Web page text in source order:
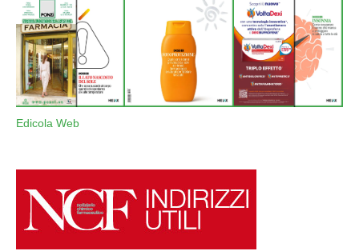
Edicola Web